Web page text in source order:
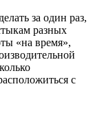
за один раз,
разных
«на время»,
с